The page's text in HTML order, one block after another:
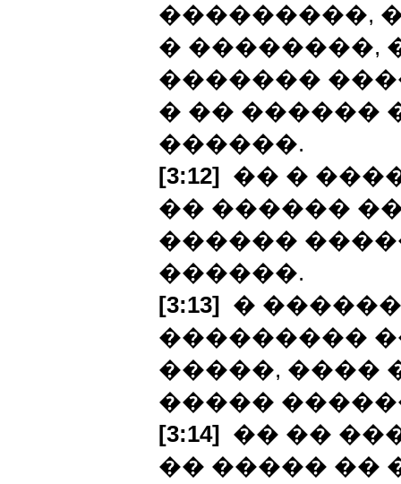
���������,
� ��������,
�������
� �� ������
������.
[3:12] �� �
�� ������
������
������.
[3:13] �
���������
�����, ����
�����
[3:14] �� ��
�� ����� ��